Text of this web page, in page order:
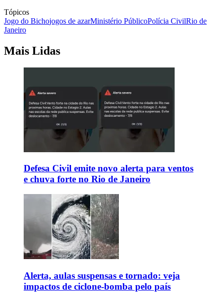
Tópicos
Jogo do Bichojogos de azarMinistério PúblicoPolícia CivilRio de
Janeiro
Mais Lidas
Defesa Civil emite novo alerta para ventos
e chuva forte no Rio de Janeiro
Alerta, aulas suspensas e tornado: veja
impactos de ciclone-bomba pelo país